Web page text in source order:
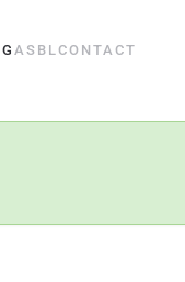
ASBL CONTACT